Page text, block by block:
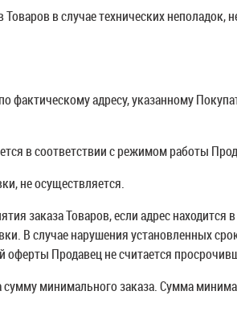
в случае технических неполадок,
фактическому адресу, указанному
в соответствии с режимом работы
не осуществляется.
заказа Товаров, если адрес
В случае нарушения установленных
Продавец не считается
минимального заказа. Сумма